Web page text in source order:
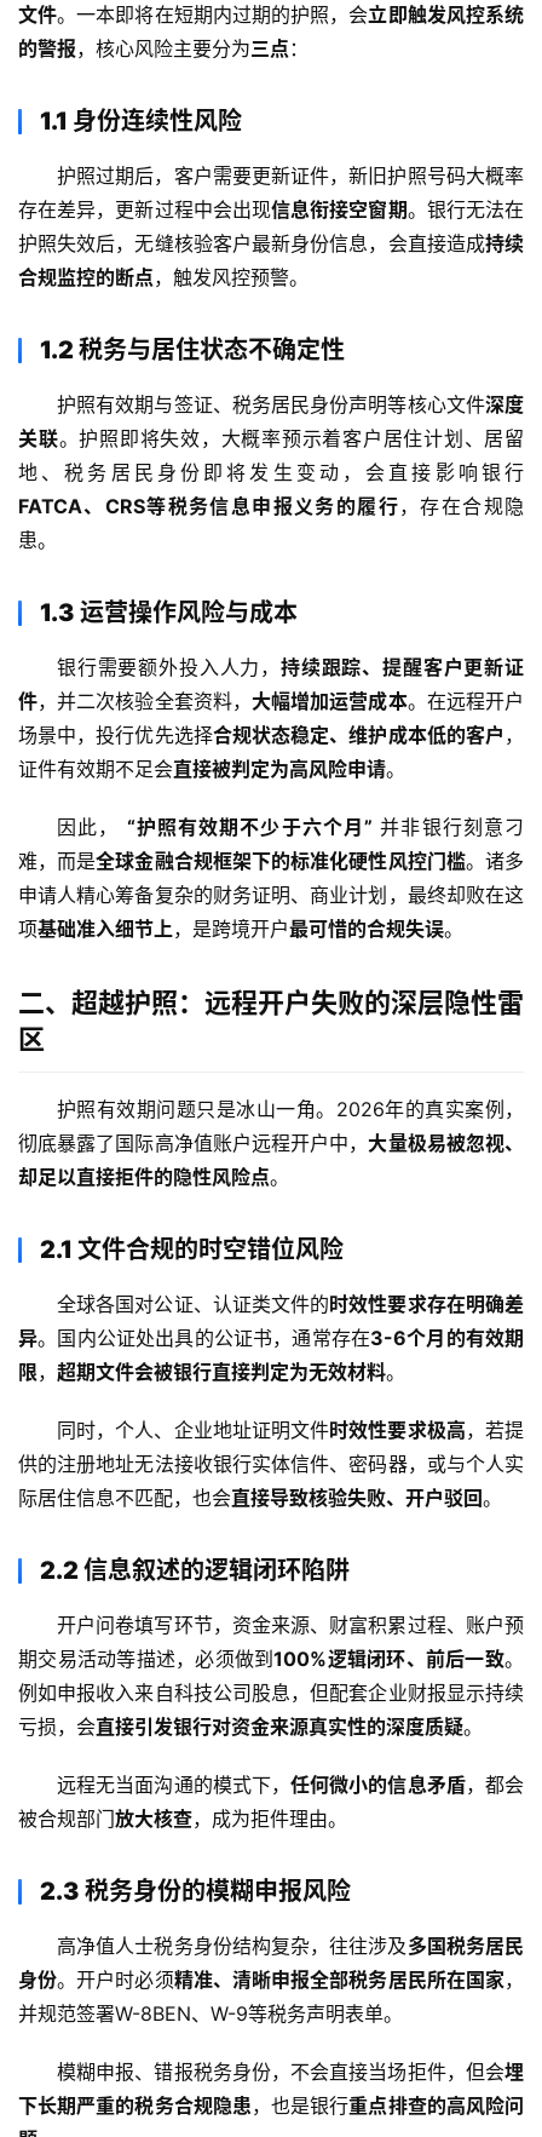
文件。一本即将在短期内过期的护照，会立即触发风控系统
的警报，核心风险主要分为三点 ：
1.1 身份连续性风险
护照过期后，客户需要更新证件，新旧护照号码大概率
存在差异，更新过程中会出现信息衔接空窗期。银行无法在
护照失效后，无缝核验客户最新身份信息，会直接造成持续
合规监控的断点，触发风控预警。
1.2 税务与居住状态不确定性
护照有效期与签证、税务居民身份声明等核心文件深度
关联。护照即将失效，大概率预示着客户居住计划、居留
地、税务居民身份即将发生变动，会直接影响银行
FATCA、CRS等税务信息申报义务的履行，存在合规隐
患。
1.3 运营操作风险与成本
银行需要额外投入人力， 持续跟踪、提醒客户更新证
件，并二次核验全套资料， 大幅增加运营成本。在远程开户
场景中，投行优先选择合规状态稳定、维护成本低的客户 ，
证件有效期不足会直接被判定为高风险申请。
因此， “护照有效期不少于六个月” 并非银行刻意刁
难，而是全球金融合规框架下的标准化硬性风控门槛。诸多
申请人精心筹备复杂的财务证明、商业计划，最终却败在这
项基础准入细节上，是跨境开户最可惜的合规失误。
二、超越护照：远程开户失败的深层隐性雷
区
护照有效期问题只是冰山一角。2026年的真实案例，
彻底暴露了国际高净值账户远程开户中，大量极易被忽视、
却足以直接拒件的隐性风险点。
2.1 文件合规的时空错位风险
全球各国对公证、认证类文件的时效性要求存在明确差
异。国内公证处出具的公证书，通常存在3-6个月的有效期
限， 超期文件会被银行直接判定为无效材料。
同时，个人、企业地址证明文件时效性要求极高，若提
供的注册地址无法接收银行实体信件、密码器，或与个人实
际居住信息不匹配，也会直接导致核验失败、开户驳回。
2.2 信息叙述的逻辑闭环陷阱
开户问卷填写环节，资金来源、财富积累过程、账户预
期交易活动等描述，必须做到100%逻辑闭环、前后一致。
例如申报收入来自科技公司股息，但配套企业财报显示持续
亏损，会直接引发银行对资金来源真实性的深度质疑。
远程无当面沟通的模式下，任何微小的信息矛盾，都会
被合规部门放大核查，成为拒件理由。
2.3 税务身份的模糊申报风险
高净值人士税务身份结构复杂，往往涉及多国税务居民
身份。开户时必须精准、清晰申报全部税务居民所在国家，
并规范签署W-8BEN、W-9等税务声明表单。
模糊申报、错报税务身份，不会直接当场拒件，但会埋
下长期严重的税务合规隐患，也是银行重点排查的高风险问